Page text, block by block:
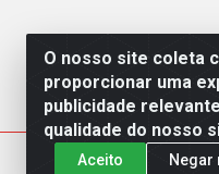
O nosso site coleta
proporcionar uma
publicidade
qualidade do nosso
Aceito Negar